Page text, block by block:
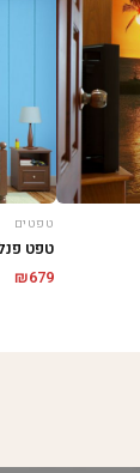
טפטים
טפט
₪679